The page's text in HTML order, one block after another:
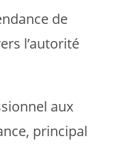
de
l’autorité
aux
principal